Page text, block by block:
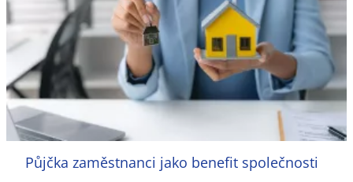
Půjčka zaměstnanci jako benefit společnosti